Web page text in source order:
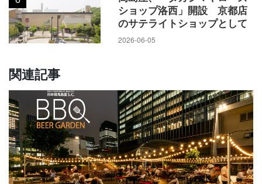
ショップ洛西」開設 京都店
のサテライトショップとして
2026-06-05
関連記事